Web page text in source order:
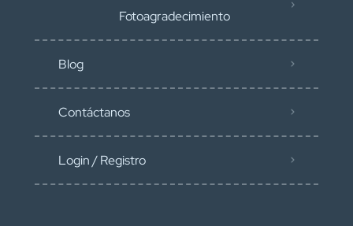
Fotoagradecimiento
Blog
Contáctanos
Login / Registro